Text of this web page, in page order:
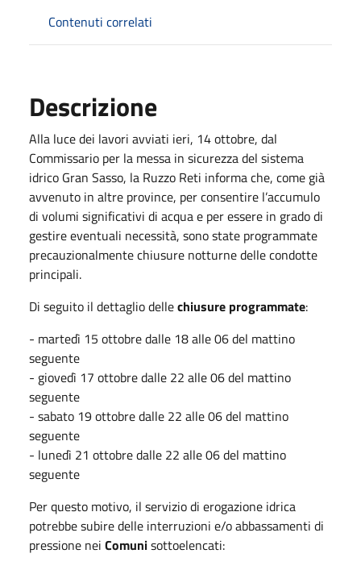
Contenuti correlati
Descrizione
Alla luce dei lavori avviati ieri, 14 ottobre, dal
Commissario per la messa in sicurezza del sistema
idrico Gran Sasso, la Ruzzo Reti informa che, come già
avvenuto in altre province, per consentire l’accumulo
di volumi significativi di acqua e per essere in grado di
gestire eventuali necessità, sono state programmate
precauzionalmente chiusure notturne delle condotte
principali.
Di seguito il dettaglio dellechiusure programmate:
- martedì 15 ottobre dalle 18 alle 06 del mattino
seguente
- giovedì 17 ottobre dalle 22 alle 06 del mattino
seguente
- sabato 19 ottobre dalle 22 alle 06 del mattino
seguente
- lunedì 21 ottobre dalle 22 alle 06 del mattino
seguente
Per questo motivo, il servizio di erogazione idrica
potrebbe subire delle interruzioni e/o abbassamenti di
pressione nei Comunisottoelencati: